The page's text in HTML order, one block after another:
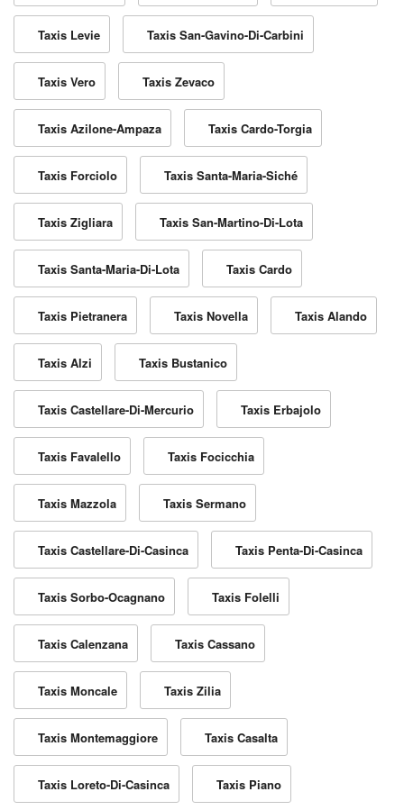
Taxis Levie Taxis San-Gavino-Di-Carbini
Taxis Vero Taxis Zevaco
Taxis Azilone-Ampaza Taxis Cardo-Torgia
Taxis Forciolo Taxis Santa-Maria-Siché
Taxis Zigliara Taxis San-Martino-Di-Lota
Taxis Santa-Maria-Di-Lota Taxis Cardo
Taxis Pietranera Taxis Novella Taxis Alando
Taxis Alzi Taxis Bustanico
Taxis Castellare-Di-Mercurio Taxis Erbajolo
Taxis Favalello Taxis Focicchia
Taxis Mazzola Taxis Sermano
Taxis Castellare-Di-Casinca Taxis Penta-Di-Casinca
Taxis Sorbo-Ocagnano Taxis Folelli
Taxis Calenzana Taxis Cassano
Taxis Moncale Taxis Zilia
Taxis Montemaggiore Taxis Casalta
Taxis Loreto-Di-Casinca Taxis Piano